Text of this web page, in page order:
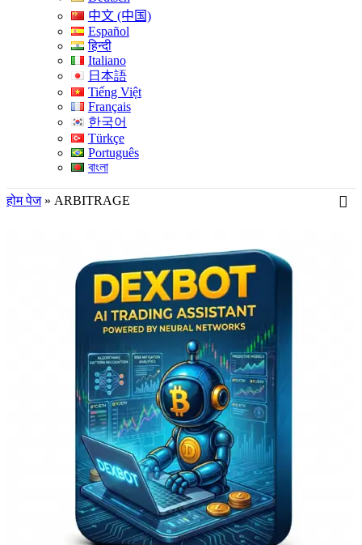
中文 (中国)
Español
हिन्दी
Italiano
日本語
Tiếng Việt
Français
한국어
Türkçe
Português
বাংলা
होम पेज» ARBITRAGE